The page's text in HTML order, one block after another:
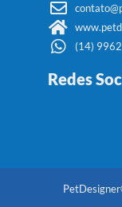
(14)
Redes